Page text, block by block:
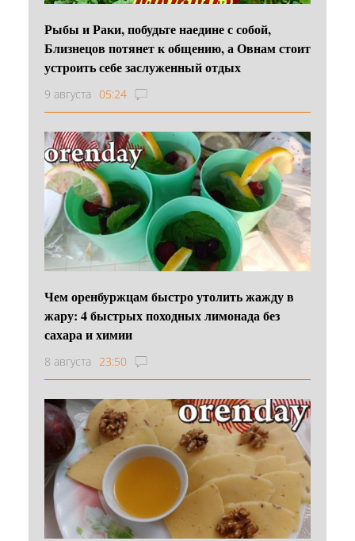
Рыбы и Раки, побудьте наедине с собой,
Близнецов потянет к общению, а Овнам стоит
устроить себе заслуженный отдых
9 августа 05:24
Чем оренбуржцам быстро утолить жажду в
жару: 4 быстрых походных лимонада без
сахара и химии
8 августа 23:50